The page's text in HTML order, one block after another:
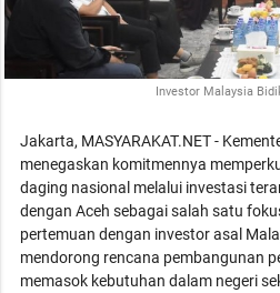
Investor Malaysia
Jakarta, MASYARAKAT.NET -
menegaskan komitmennya
daging nasional melalui investasi
dengan Aceh sebagai salah satu
pertemuan dengan investor asal
mendorong rencana pembangunan
memasok kebutuhan dalam negeri